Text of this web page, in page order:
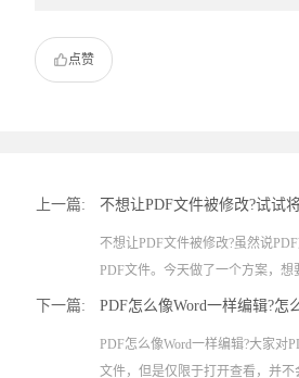
点赞
上一篇: 不想让PDF文件被修改?试试
不想让PDF文件被修改?虽然说
PDF文件。今天做了一个方案，想
下一篇: PDF怎么像Word一样编辑?怎
PDF怎么像Word一样编辑?大家对
文件，但是仅限于打开查看，并不